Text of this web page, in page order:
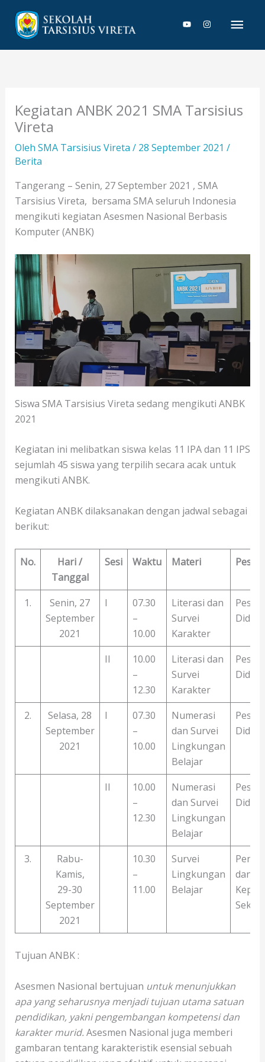
konten
Kegiatan ANBK 2021 SMA Tarsisius
Vireta
Oleh SMA Tarsisius Vireta / 28 September 2021 /
Berita
Tangerang – Senin, 27 September 2021 , SMA
Tarsisius Vireta, bersama SMA seluruh Indonesia
mengikuti kegiatan Asesmen Nasional Berbasis
Komputer (ANBK)
Siswa SMA Tarsisius Vireta sedang mengikuti ANBK
2021
Kegiatan ini melibatkan siswa kelas 11 IPA dan 11 IPS
sejumlah 45 siswa yang terpilih secara acak untuk
mengikuti ANBK.
Kegiatan ANBK dilaksanakan dengan jadwal sebagai
berikut:
No.
Hari /
Tanggal
Sesi Waktu Materi
1.
Senin, 27
September
2021
I
07.30
–
10.00
Literasi dan
Survei
Karakter
Didik
II
10.00
–
12.30
Literasi dan
Survei
Karakter
Didik
2.
Selasa, 28
September
2021
I
07.30
–
10.00
Numerasi
dan Survei
Lingkungan
Belajar
Didik
II
10.00
–
12.30
Numerasi
dan Survei
Lingkungan
Belajar
Didik
3.
Rabu-
Kamis,
29-30
September
2021
10.30
–
11.00
Survei
Lingkungan
Belajar
dan
Kepala
Tujuan ANBK :
Asesmen Nasional bertujuan untuk menunjukkan
apa yang seharusnya menjadi tujuan utama satuan
pendidikan, yakni pengembangan kompetensi dan
karakter murid. Asesmen Nasional juga memberi
gambaran tentang karakteristik esensial sebuah